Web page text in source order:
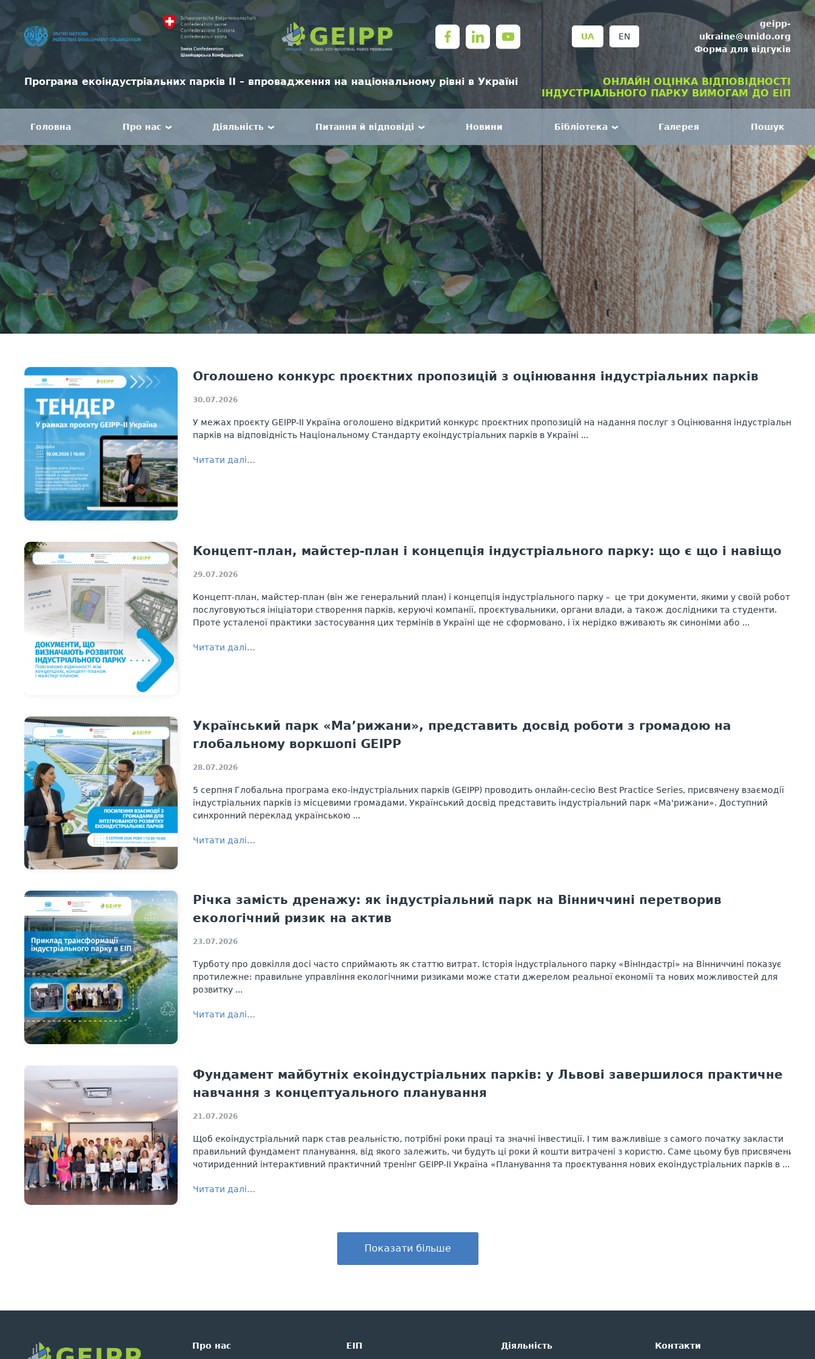
UA EN
geipp-
ukraine@unido.org
Форма для відгуків
Програма екоіндустріальних парків II – впровадження на національному рівні в Україні
ОНЛАЙН ОЦІНКА ВІДПОВІДНОСТІ
ІНДУСТРІАЛЬНОГО ПАРКУ ВИМОГАМ ДО ЕІП
Головна Про нас Діяльність Питання й відповіді Новини Бібліотека Галерея Пошук
30.07.2026
Оголошено конкурс проєктних пропозицій з оцінювання індустріальних парків
У межах проєкту GEIPP-II Україна оголошено відкритий конкурс проєктних пропозицій на надання послуг з Оцінювання індустріальних
парків на відповідність Національному Стандарту екоіндустріальних парків в Україні ...
Читати далі…
29.07.2026
Концепт-план, майстер-план і концепція індустріального парку: що є що і навіщо
Концепт-план, майстер-план (він же генеральний план) і концепція індустріального парку – це три документи, якими у своїй роботі
послуговуються ініціатори створення парків, керуючі компанії, проєктувальники, органи влади, а також дослідники та студенти.
Проте усталеної практики застосування цих термінів в Україні ще не сформовано, і їх нерідко вживають як синоніми або ...
Читати далі…
28.07.2026
Український парк «Ма’рижани», представить досвід роботи з громадою на
глобальному воркшопі GEIPP
5 серпня Глобальна програма еко-індустріальних парків (GEIPP) проводить онлайн-сесію Best Practice Series, присвячену взаємодії
індустріальних парків із місцевими громадами. Український досвід представить індустріальний парк «Ма'рижани». Доступний
синхронний переклад українською ...
Читати далі…
23.07.2026
Річка замість дренажу: як індустріальний парк на Вінниччині перетворив
екологічний ризик на актив
Турботу про довкілля досі часто сприймають як статтю витрат. Історія індустріального парку «ВінІндастрі» на Вінниччині показує
протилежне: правильне управління екологічними ризиками може стати джерелом реальної економії та нових можливостей для
розвитку ...
Читати далі…
21.07.2026
Фундамент майбутніх екоіндустріальних парків: у Львові завершилося практичне
навчання з концептуального планування
Щоб екоіндустріальний парк став реальністю, потрібні роки праці та значні інвестиції. І тим важливіше з самого початку закласти
правильний фундамент планування, від якого залежить, чи будуть ці роки й кошти витрачені з користю. Саме цьому був присвячений
чотириденний інтерактивний практичний тренінг GEIPP-II Україна «Планування та проєктування нових екоіндустріальних парків в ...
Читати далі…
Показати більше
Про нас ЕІП Дiяльнiсть Контакти